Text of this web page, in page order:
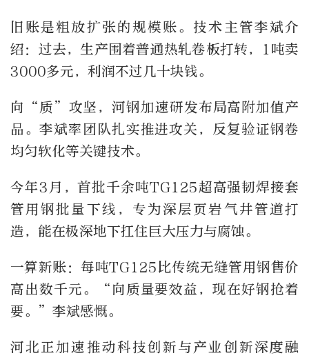
旧账是粗放扩张的规模账。技术主管李斌介
绍：过去，生产围着普通热轧卷板打转，1吨卖
3000多元，利润不过几十块钱。
向“质”攻坚，河钢加速研发布局高附加值产
品。李斌率团队扎实推进攻关，反复验证钢卷
均匀软化等关键技术。
今年3月，首批千余吨TG125超高强韧焊接套
管用钢批量下线，专为深层页岩气井管道打
造，能在极深地下扛住巨大压力与腐蚀。
一算新账：每吨TG125比传统无缝管用钢售价
高出数千元。“向质量要效益，现在好钢抢着
要。”李斌感慨。
河北正加速推动科技创新与产业创新深度融